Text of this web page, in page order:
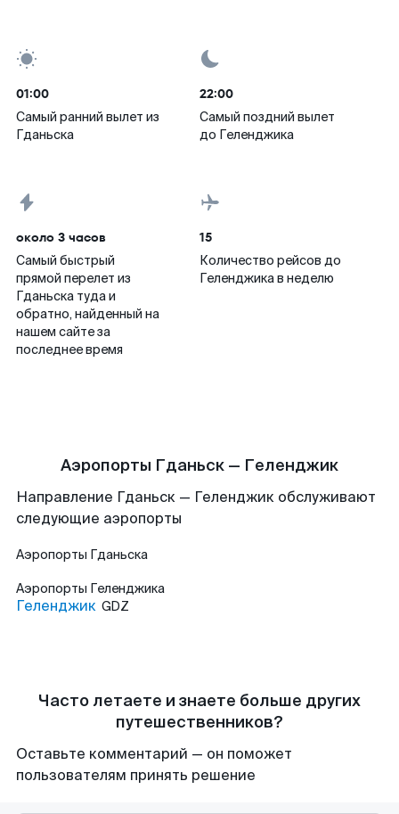
01:00
Самый ранний вылет из
Гданьска
22:00
Самый поздний вылет
до Геленджика
около 3 часов
Самый быстрый
прямой перелет из
Гданьска туда и
обратно, найденный на
нашем сайте за
последнее время
15
Количество рейсов до
Геленджика в неделю
Аэропорты Гданьск — Геленджик
Направление Гданьск — Геленджик обслуживают
следующие аэропорты
Аэропорты Гданьска
Аэропорты Геленджика
Геленджик GDZ
Часто летаете и знаете больше других
путешественников?
Оставьте комментарий — он поможет
пользователям принять решение